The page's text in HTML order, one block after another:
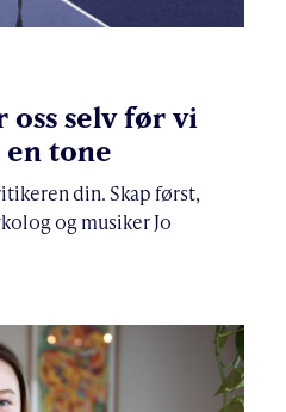
oss selv før vi
tone
din. Skap først,
og musiker Jo